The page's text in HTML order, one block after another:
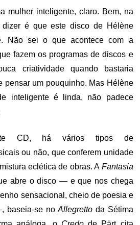
mulher inteligente, claro. Bem, na
é que este disco de Hélène
Não sei o que acontece com a
fazem os programas de discos e
criatividade quando bastaria
pensar um pouquinho. Mas Hélène
inteligente é linda, não padece
CD, há vários tipos de
ou não, que conferem unidade
eclética de obras. A Fantasia
abre o disco — e que nos chega
sensacional, cheio de poesia e
baseia-se noAllegretto da Sétima